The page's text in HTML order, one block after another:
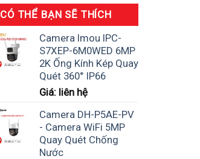
CÓ THỂ BẠN SẼ THÍCH
Camera Imou IPC-
S7XEP-6M0WED 6MP
2K Ống Kính Kép Quay
Quét 360° IP66
Giá: liên hệ
Camera DH-P5AE-PV
- Camera WiFi 5MP
Quay Quét Chống
Nước